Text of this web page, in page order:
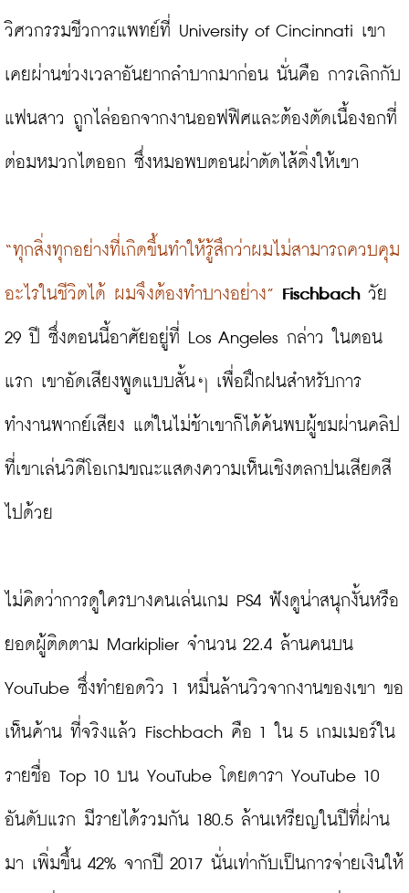
วิศวกรรมชีวการแพทย์ที่ University of Cincinnati เขา
เคยผ่านช่วงเวลาอันยากลำบากมาก่อน นั่นคือ การเลิกกับ
แฟนสาว ถูกไล่ออกจากงานออฟฟิศและต้องตัดเนื้องอกที่
ต่อมหมวกไตออก ซึ่งหมอพบตอนผ่าตัดไส้ติ่งให้เขา
“ทุกสิ่งทุกอย่างที่เกิดขึ้นทำให้รู้สึกว่าผมไม่สามารถควบคุม
อะไรในชีวิตได้ ผมจึงต้องทำบางอย่าง” Fischbach วัย
29 ปี ซึ่งตอนนี้อาศัยอยู่ที่ Los Angeles กล่าว ในตอน
แรก เขาอัดเสียงพูดแบบสั้นๆ เพื่อฝึกฝนสำหรับการ
ทำงานพากย์เสียง แต่ในไม่ช้าเขาก็ได้ค้นพบผู้ชมผ่านคลิป
ที่เขาเล่นวิดีโอเกมขณะแสดงความเห็นเชิงตลกปนเสียดสี
ไปด้วย
ไม่คิดว่าการดูใครบางคนเล่นเกม PS4 ฟังดูน่าสนุกงั้นหรือ
ยอดผู้ติดตาม Markiplier จำนวน 22.4 ล้านคนบน
YouTube ซึ่งทำยอดวิว 1 หมื่นล้านวิวจากงานของเขา ขอ
เห็นค้าน ที่จริงแล้ว Fischbach คือ 1 ใน 5 เกมเมอร์ใน
รายชื่อ Top 10 บน YouTube โดยดารา YouTube 10
อันดับแรก มีรายได้รวมกัน 180.5 ล้านเหรียญในปีที่ผ่าน
มา เพิ่มขึ้น 42% จากปี 2017 นั่นเท่ากับเป็นการจ่ายเงินให้